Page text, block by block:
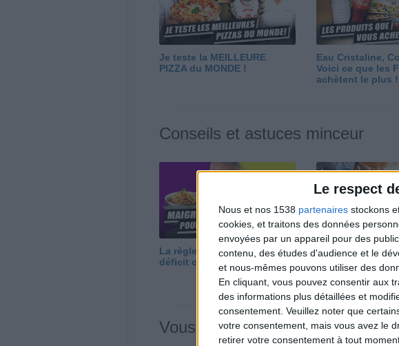
Le respect
Nous et nos 1538 partenaires stockons
cookies, et traitons des données
envoyées par un appareil pour des
contenu, des études d'audience et le
et nous-mêmes pouvons utiliser des
En cliquant, vous pouvez consentir aux
des informations plus détaillées et
consentement. Veuillez noter que
votre consentement, mais vous avez le
retirer votre consentement à tout
Je teste la MEILLEURE
PIZZA du MONDE !
Eau Cristaline,
Voici ce que les
achètent le plus !
Conseils et astuces minceur
La règle N°1 pour maigrir : le
déficit calorique
Perdre 10 kg :
est imparable
Vous m'avez demandé